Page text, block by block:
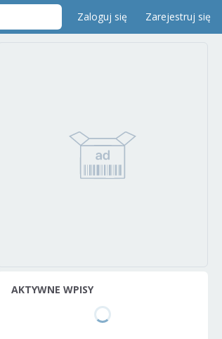
Zaloguj się Zarejestruj się
AKTYWNE WPISY